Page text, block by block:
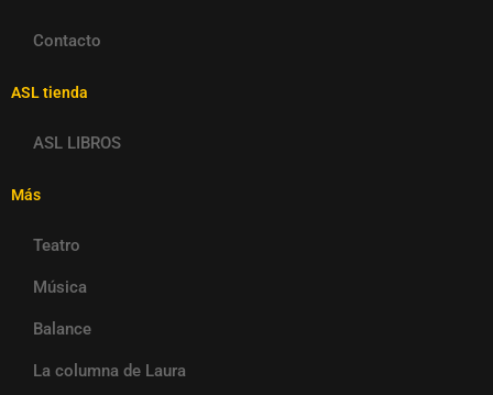
Contacto
ASL tienda
ASL LIBROS
Más
Teatro
Música
Balance
La columna de Laura